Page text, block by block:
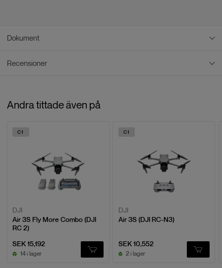
Dokument
PDF Dokument
Recensioner
Jonas L.
Blev rekommenderad denna efter en diskussion med
Swedones kundservice. Håller på att "köra in mig" på
Andra tittade även på
C1
DJI
Air 3S Fly More Combo (DJI
RC 2)
SEK 15,192
14 i lager
C1
DJI
Air 3S (DJI RC-N3)
SEK 10,552
2 i lager